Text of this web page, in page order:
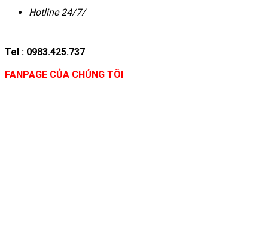
Hotline 24/7/
Tel : 0983.425.737
FANPAGE CỦA CHÚNG TÔI